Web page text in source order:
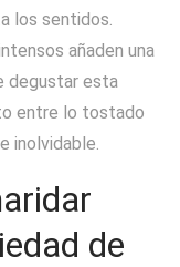
los sentidos.
añaden una
degustar esta
entre lo tostado
inolvidable.
de